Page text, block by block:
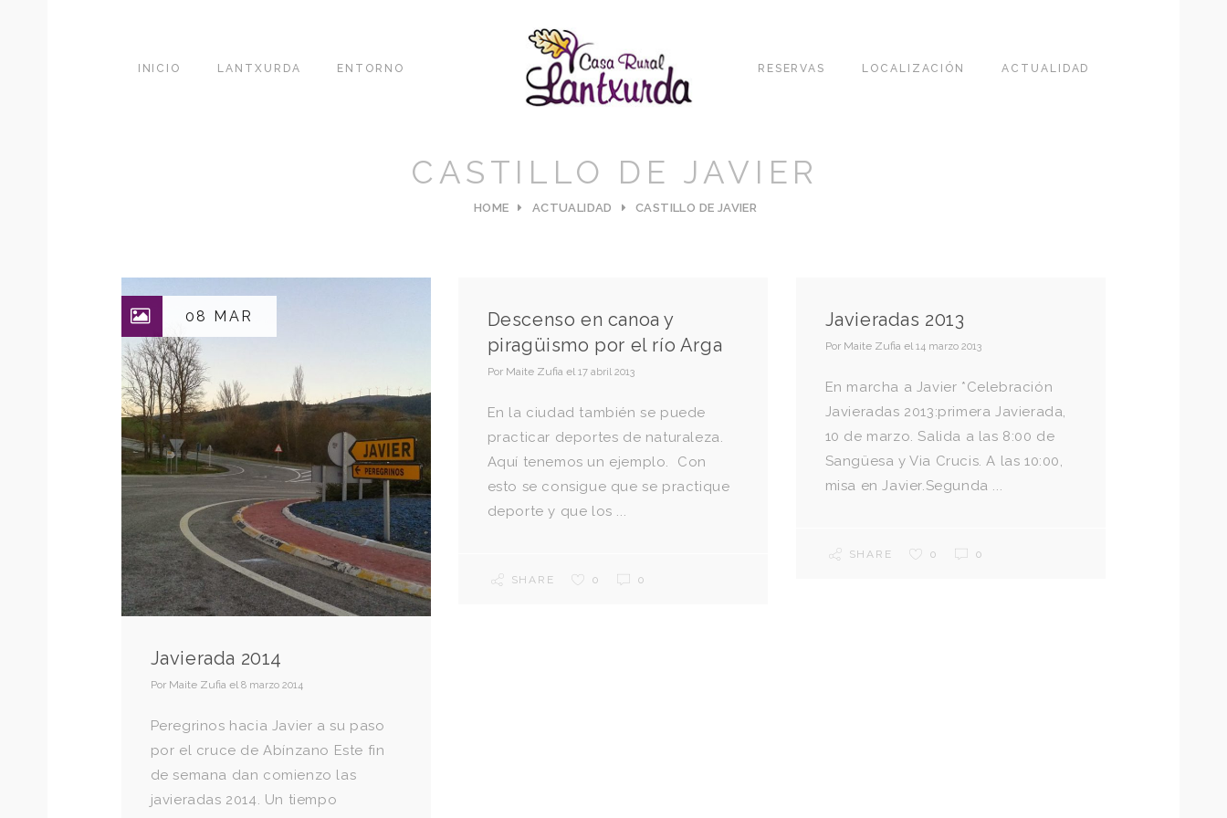
INICIO LANTXURDA ENTORNO RESERVAS LOCALIZACIÓN ACTUALIDAD
CASTILLO DE JAVIER
HOME ACTUALIDAD CASTILLO DE JAVIER
08 MAR
Javierada 2014
Por Maite Zufia el8 marzo 2014
Peregrinos hacia Javier a su paso
por el cruce de Abínzano Este fin
de semana dan comienzo las
javieradas 2014. Un tiempo
Descenso en canoa y
piragüismo por el río Arga
Por Maite Zufia el17 abril 2013
En la ciudad también se puede
practicar deportes de naturaleza.
Aquí tenemos un ejemplo. Con
esto se consigue que se practique
deporte y que los ...
SHARE 0 0
Javieradas 2013
Por Maite Zufia el14 marzo 2013
En marcha a Javier *Celebración
Javieradas 2013:primera Javierada,
10 de marzo. Salida a las 8:00 de
Sangüesa y Via Crucis. A las 10:00,
misa en Javier.Segunda ...
SHARE 0 0